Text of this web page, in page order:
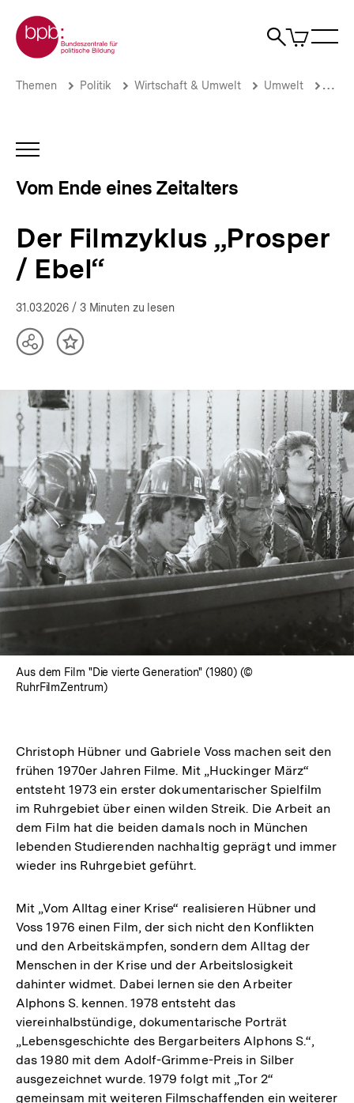
zum
Seiteninhalt
springen
Zur Startseite der bpb
Suche
Artikel
im
Der
Ebel“
Ende
bpb.de
Brotkrümelnavigation
Pfadnavigation
Themen Politik Wirtschaft & Umwelt Umwelt Vom
INHALTSNAVIGATION
Vom Ende eines Zeitalters
Der Filmzyklus „Prosper
/ Ebel“
31.03.2026 / 3 Minuten zu lesen
TeilenInhalt
Aus dem Film "Die vierte Generation" (1980) (©
RuhrFilmZentrum)
Christoph Hübner und Gabriele Voss machen seit den
frühen 1970er Jahren Filme. Mit „Huckinger März“
entsteht 1973 ein erster dokumentarischer Spielfilm
im Ruhrgebiet über einen wilden Streik. Die Arbeit an
dem Film hat die beiden damals noch in München
lebenden Studierenden nachhaltig geprägt und immer
wieder ins Ruhrgebiet geführt.
Mit „Vom Alltag einer Krise“ realisieren Hübner und
Voss 1976 einen Film, der sich nicht den Konflikten
und den Arbeitskämpfen, sondern dem Alltag der
Menschen in der Krise und der Arbeitslosigkeit
dahinter widmet. Dabei lernen sie den Arbeiter
Alphons S. kennen. 1978 entsteht das
viereinhalbstündige, dokumentarische Porträt
„Lebensgeschichte des Bergarbeiters Alphons S.“,
das 1980 mit dem Adolf-Grimme-Preis in Silber
ausgezeichnet wurde. 1979 folgt mit „Tor 2“
gemeinsam mit weiteren Filmschaffenden ein weiterer